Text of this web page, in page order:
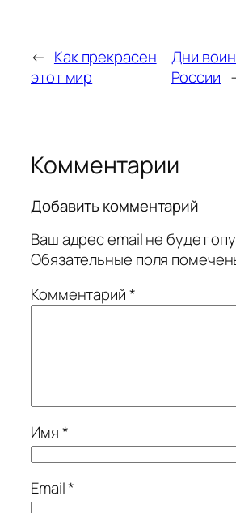
← Как прекрасен
этот мир
Дни
России
Комментарии
Добавить комментарий
Ваш адрес email не будет
Обязательные поля
Комментарий*
Имя*
Email*